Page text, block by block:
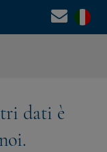
"matomo-opt-
dati è